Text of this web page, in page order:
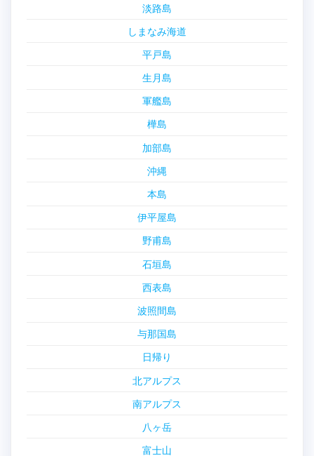
淡路島
しまなみ海道
平戸島
生月島
軍艦島
樺島
加部島
沖縄
本島
伊平屋島
野甫島
石垣島
西表島
波照間島
与那国島
日帰り
北アルプス
南アルプス
八ヶ岳
富士山